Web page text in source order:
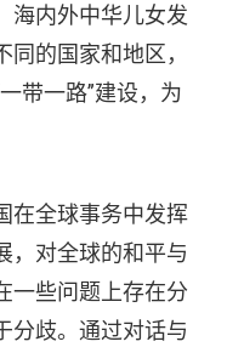
海内外中华儿女发
的国家和地区，
带一路”建设，为
在全球事务中发挥
，对全球的和平与
一些问题上存在分
分歧。通过对话与